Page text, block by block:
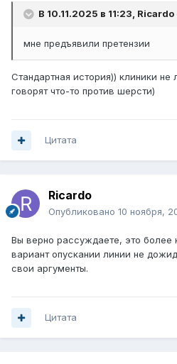
В 10.11.2025 в 11:23, Ricardo
мне предъявили претензии
Стандартная история)) клиники не
говорят что-то против шерсти)
Цитата
Ricardo
Опубликовано 10 ноября,
Вы верно рассуждаете, это более
вариант опускании линии не
свои аргументы.
Цитата